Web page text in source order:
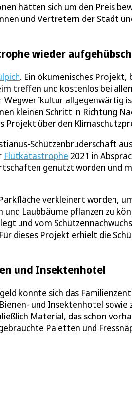
hätten sich um den Preis
und Vertretern der Stadt
wieder
. Ein ökumenisches Projekt,
treffen und kostenlos bei
Wegwerfkultur allgegenwärtig
kleinen Schritt in Richtung
Projekt über den
Schützenbruderschaft
Flutkatastrophe 2021 in
genutzt worden und
verkleinert worden,
Laubbäume pflanzen zu
und vom
dieses Projekt erhielt die
und Insektenhotel
konnte sich das
und Insektenhotel sowie
Material, das schon
Paletten und